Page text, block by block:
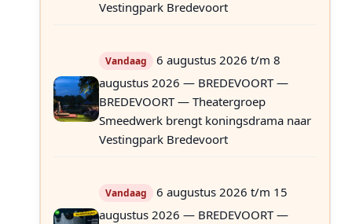
Vestingpark Bredevoort
Vandaag
6 augustus 2026 t/m 8
augustus 2026 — BREDEVOORT —
BREDEVOORT — Theatergroep
Smeedwerk brengt koningsdrama naar
Vestingpark Bredevoort
Vandaag
6 augustus 2026 t/m 15
augustus 2026 — BREDEVOORT —